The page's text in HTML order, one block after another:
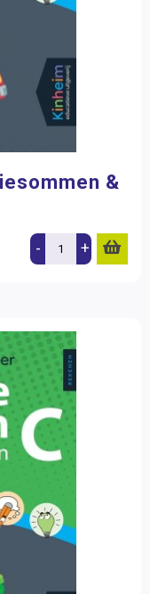
&
- +